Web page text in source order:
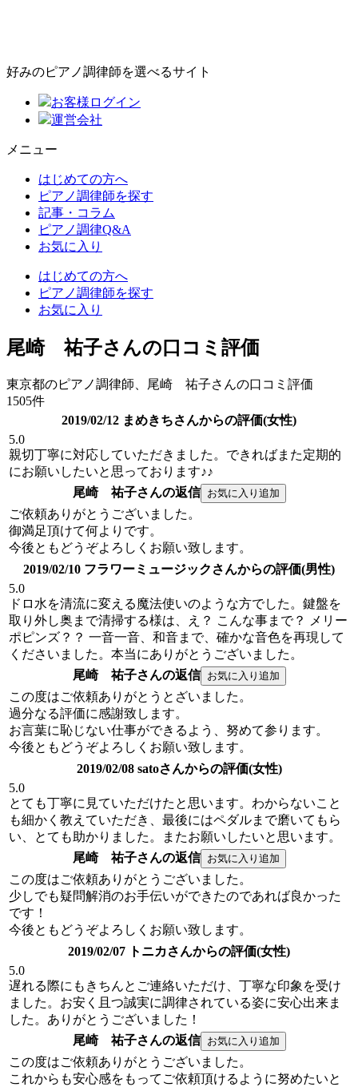
好みのピアノ調律師を選べるサイト
お客様ログイン
運営会社
メニュー
はじめての方へ
ピアノ調律師を探す
記事・コラム
ピアノ調律Q&A
お気に入り
はじめての方へ
ピアノ調律師を探す
お気に入り
尾崎 祐子さんの口コミ評価
東京都のピアノ調律師、尾崎 祐子さんの口コミ評価
1505件
2019/02/12 まめきちさんからの評価(女性)
5.0
親切丁寧に対応していただきました。できればまた定期的
にお願いしたいと思っております♪♪
尾崎 祐子さんの返信
ご依頼ありがとうございました。
御満足頂けて何よりです。
今後ともどうぞよろしくお願い致します。
2019/02/10 フラワーミュージックさんからの評価(男性)
5.0
ドロ水を清流に変える魔法使いのような方でした。鍵盤を
取り外し奥まで清掃する様は、え？ こんな事まで？ メリー
ポピンズ？？ 一音一音、和音まで、確かな音色を再現して
くださいました。本当にありがとうございました。
尾崎 祐子さんの返信
この度はご依頼ありがとうとざいました。
過分なる評価に感謝致します。
お言葉に恥じない仕事ができるよう、努めて参ります。
今後ともどうぞよろしくお願い致します。
2019/02/08 satoさんからの評価(女性)
5.0
とても丁寧に見ていただけたと思います。わからないこと
も細かく教えていただき、最後にはペダルまで磨いてもら
い、とても助かりました。またお願いしたいと思います。
尾崎 祐子さんの返信
この度はご依頼ありがとうございました。
少しでも疑問解消のお手伝いができたのであれば良かった
です！
今後ともどうぞよろしくお願い致します。
2019/02/07 トニカさんからの評価(女性)
5.0
遅れる際にもきちんとご連絡いただけ、丁寧な印象を受け
ました。お安く且つ誠実に調律されている姿に安心出来ま
した。ありがとうございました！
尾崎 祐子さんの返信
この度はご依頼ありがとうございました。
これからも安心感をもってご依頼頂けるように努めたいと